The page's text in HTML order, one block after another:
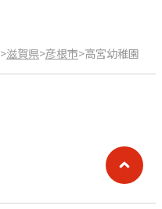
>滋賀県>彦根市>高宮幼稚園